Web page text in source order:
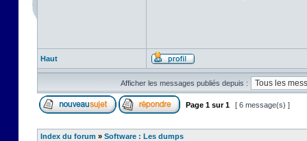
Haut
Afficher les messages publiés depuis :
Page 1 sur1 [ 6 message(s) ]
Index du forum » Software : Les dumps